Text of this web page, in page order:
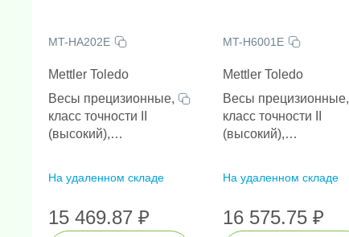
MT-HA202E
Mettler Toledo
Весы прецизионные,
класс точности II
(высокий),
На удаленном складе
15 469.87 ₽
MT-H6001E
Mettler Toledo
Весы прецизионные,
класс точности II
(высокий),
На удаленном складе
16 575.75 ₽